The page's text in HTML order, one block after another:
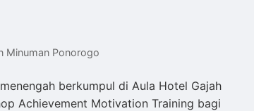
Minuman Ponorogo
berkumpul di Aula Hotel Gajah
Achievement Motivation Training bagi